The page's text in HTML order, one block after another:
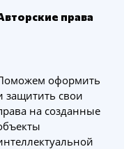
права
оформить
защитить свои
на созданные